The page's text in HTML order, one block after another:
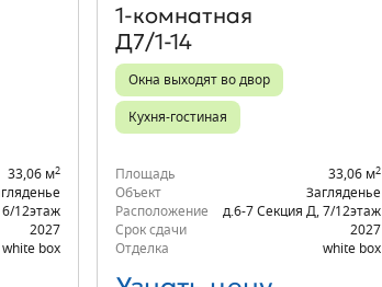
33,06 м2
6/12этаж
2027
white box
1‑комнатная
Д7/1-14
Окна выходят во двор
Кухня-гостиная
Площадь 33,06 м2
Объект
Загляденье
Расположение
д.6-7 Секция Д 7/12этаж
Срок сдачи
2027
Отделка
white box